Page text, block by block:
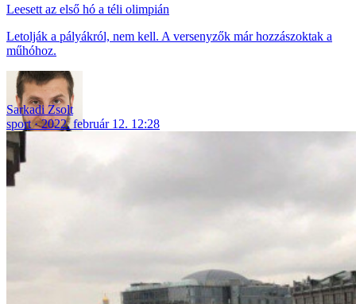
Leesett az első hó a téli olimpián
Letolják a pályákról, nem kell. A versenyzők már hozzászoktak a
műhóhoz.
Sarkadi Zsolt
sport
2022. február 12. 12:28